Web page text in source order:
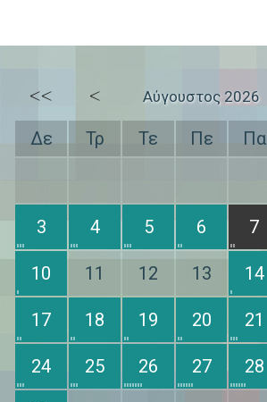
<< < Αύγουστος 2026
Δε Τρ Τε Πε Πα
3 4 5 6 7
10 11 12 13 14
17 18 19 20 21
24 25 26 27 28